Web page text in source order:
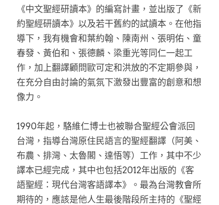
《中文聖經研讀本》的編寫計畫，並出版了《新
約聖經研讀本》以及若干舊約的試讀本。在他指
導下，我有機會和葉約翰、陳南州、張明佑、童
春發、黃伯和、張德麟、梁重光等同仁一起工
作，加上翻譯顧問歐可定和洪放的不定期參與，
在充分自由討論的氣氛下激發出豐富的創意和想
像力。
1990年起，駱維仁博士也被聯合聖經公會派回
台灣，指導台灣原住民語言的聖經翻譯（阿美、
布農、排灣、太魯閣、達悟等）工作，其中不少
譯本已經完成，其中也包括2012年出版的《客
語聖經：現代台灣客語譯本》。最為台灣教會所
期待的，應該是他人生最後階段所主持的《聖經